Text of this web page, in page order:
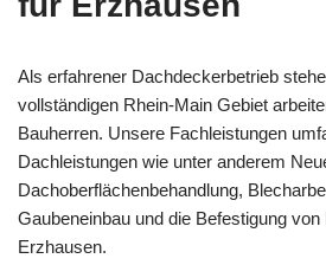
Als erfahrener Dachdeckerbetrieb
vollständigen Rhein-Main Gebiet
Bauherren. Unsere Fachleistungen
Dachleistungen wie unter anderem
Dachoberflächenbehandlung,
Gaubeneinbau und die Befestigung
Erzhausen.